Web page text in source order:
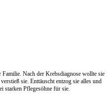
Nach der Krebsdiagnose wollte sie
sie. Enttäuscht entzog sie alles und
starken Pflegesöhne für sie.